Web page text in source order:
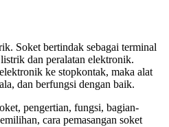
Soket bertindak sebagai terminal
dan peralatan elektronik.
ke stopkontak, maka alat
dan berfungsi dengan baik.
pengertian, fungsi, bagian-
cara pemasangan soket